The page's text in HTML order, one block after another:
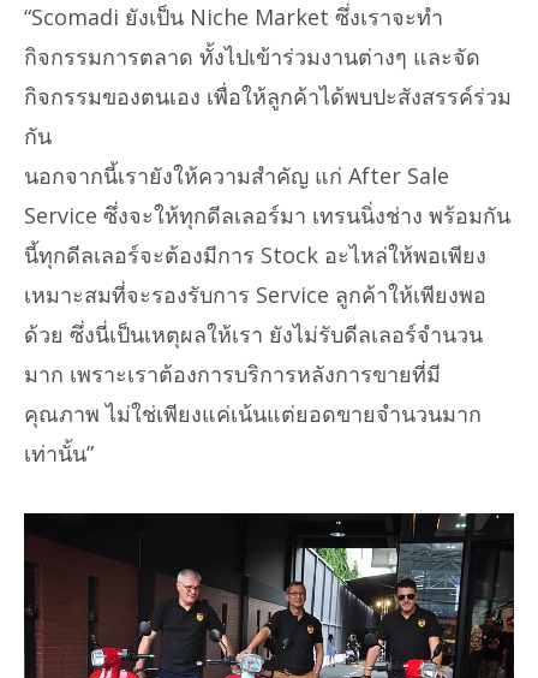
“Scomadi ยังเป็น Niche Market ซึ่งเราจะทำ
กิจกรรมการตลาด ทั้งไปเข้าร่วมงานต่างๆ และจัด
กิจกรรมของตนเอง เพื่อให้ลูกค้าได้พบปะสังสรรค์ร่วม
กัน
นอกจากนี้เรายังให้ความสำคัญ แก่ After Sale
Service ซึ่งจะให้ทุกดีลเลอร์มา เทรนนิ่งช่าง พร้อมกัน
นี้ทุกดีลเลอร์จะต้องมีการ Stock อะไหล่ให้พอเพียง
เหมาะสมที่จะรองรับการ Service ลูกค้าให้เพียงพอ
ด้วย ซึ่งนี่เป็นเหตุผลให้เรา ยังไม่รับดีลเลอร์จำนวน
มาก เพราะเราต้องการบริการหลังการขายที่มี
คุณภาพ ไม่ใช่เพียงแค่เน้นแต่ยอดขายจำนวนมาก
เท่านั้น”